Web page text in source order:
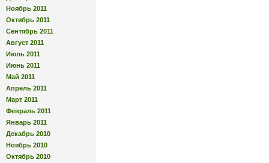
Ноябрь 2011
Октябрь 2011
Сентябрь 2011
Август 2011
Июль 2011
Июнь 2011
Май 2011
Апрель 2011
Март 2011
Февраль 2011
Январь 2011
Декабрь 2010
Ноябрь 2010
Октябрь 2010